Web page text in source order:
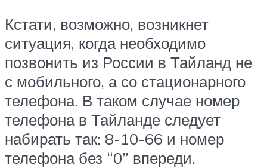
Кстати, возможно, возникнет
ситуация, когда необходимо
позвонить из России в Тайланд не
с мобильного, а со стационарного
телефона. В таком случае номер
телефона в Тайланде следует
набирать так: 8-10-66 и номер
телефона без “0” впереди.